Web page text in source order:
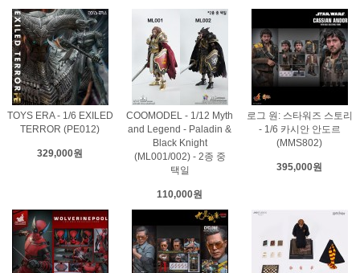
TOYS ERA - 1/6 EXILED
TERROR (PE012)
329,000원
COOMODEL - 1/12 Myth
and Legend - Paladin &
Black Knight
(ML001/002) - 2종 중
택일
110,000원
로그 원: 스타워즈 스토리
- 1/6 카시안 안도르
(MMS802)
395,000원